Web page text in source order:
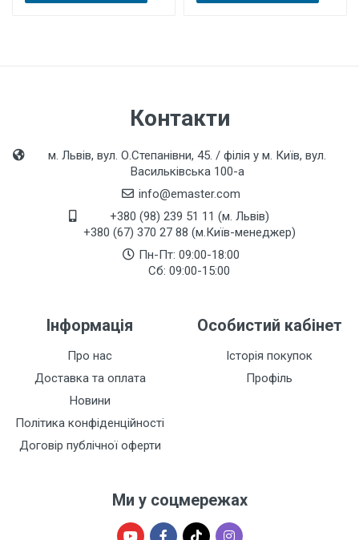
Контакти
м. Львів, вул. О.Степанівни, 45. / філія у м. Київ, вул.
Васильківська 100-а
info@emaster.com
+380 (98) 239 51 11 (м. Львів)
+380 (67) 370 27 88 (м.Київ-менеджер)
Пн-Пт: 09:00-18:00
Сб: 09:00-15:00
Інформація
Про нас
Доставка та оплата
Новини
Політика конфіденційності
Договір публічної оферти
Особистий кабінет
Історія покупок
Профіль
Ми у соцмережах